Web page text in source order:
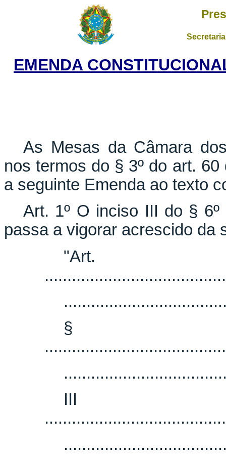
EMENDA
As Mesas da Câmara
nos termos do § 3º do art.
a seguinte Emenda ao texto
Art. 1º O inciso III do §
passa a vigorar acrescido da
§